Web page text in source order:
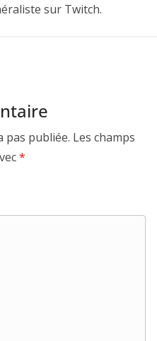
sur Twitch.
pas publiée. Les champs
*